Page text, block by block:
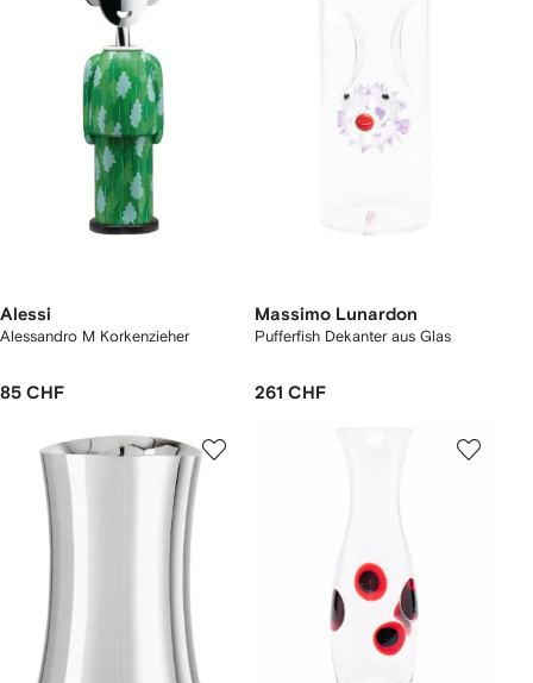
Alessi
Alessandro M Korkenzieher
85 CHF
Massimo Lunardon
Pufferfish Dekanter aus Glas
261 CHF